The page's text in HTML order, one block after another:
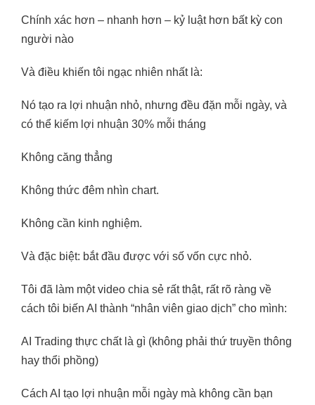
Chính xác hơn – nhanh hơn – kỷ luật hơn bất kỳ con
người nào
Và điều khiến tôi ngạc nhiên nhất là:
Nó tạo ra lợi nhuận nhỏ, nhưng đều đặn mỗi ngày, và
có thể kiếm lợi nhuận 30% mỗi tháng
Không căng thẳng
Không thức đêm nhìn chart.
Không cần kinh nghiệm.
Và đặc biệt: bắt đầu được với số vốn cực nhỏ.
Tôi đã làm một video chia sẻ rất thật, rất rõ ràng về
cách tôi biến AI thành “nhân viên giao dịch” cho mình:
AI Trading thực chất là gì (không phải thứ truyền thông
hay thổi phồng)
Cách AI tạo lợi nhuận mỗi ngày mà không cần bạn